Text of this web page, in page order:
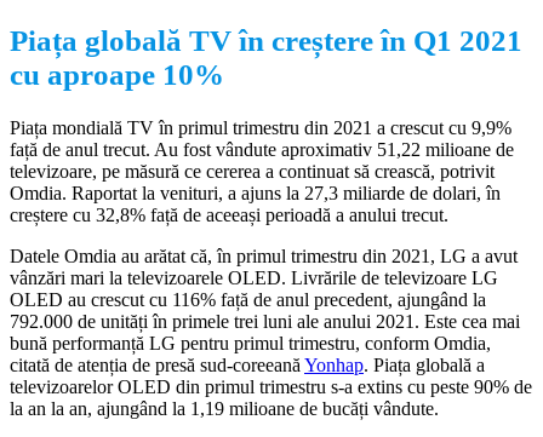
Piața globală TV în creștere în Q1 2021
cu aproape 10%
Piața mondială TV în primul trimestru din 2021 a crescut cu 9,9%
față de anul trecut. Au fost vândute aproximativ 51,22 milioane de
televizoare, pe măsură ce cererea a continuat să crească, potrivit
Omdia. Raportat la venituri, a ajuns la 27,3 miliarde de dolari, în
creștere cu 32,8% față de aceeași perioadă a anului trecut.
Datele Omdia au arătat că, în primul trimestru din 2021, LG a avut
vânzări mari la televizoarele OLED. Livrările de televizoare LG
OLED au crescut cu 116% față de anul precedent, ajungând la
792.000 de unități în primele trei luni ale anului 2021. Este cea mai
bună performanță LG pentru primul trimestru, conform Omdia,
citată de atenția de presă sud-coreeană Yonhap. Piața globală a
televizoarelor OLED din primul trimestru s-a extins cu peste 90% de
la an la an, ajungând la 1,19 milioane de bucăți vândute.